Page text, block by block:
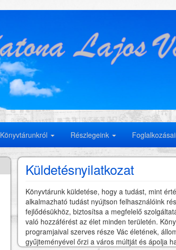
Könyvtárunkról Részlegeink
Küldetésnyilatkozat
Könyvtárunk küldetése, hogy a tudást, mint
alkalmazható tudást nyújtson felhasználóink
fejlődésükhöz, biztosítsa a megfelelő
való hozzáférést az élet minden területén.
programjaival szerves része Vác életének,
gyűjteményével őrzi a város múltját és ápolja